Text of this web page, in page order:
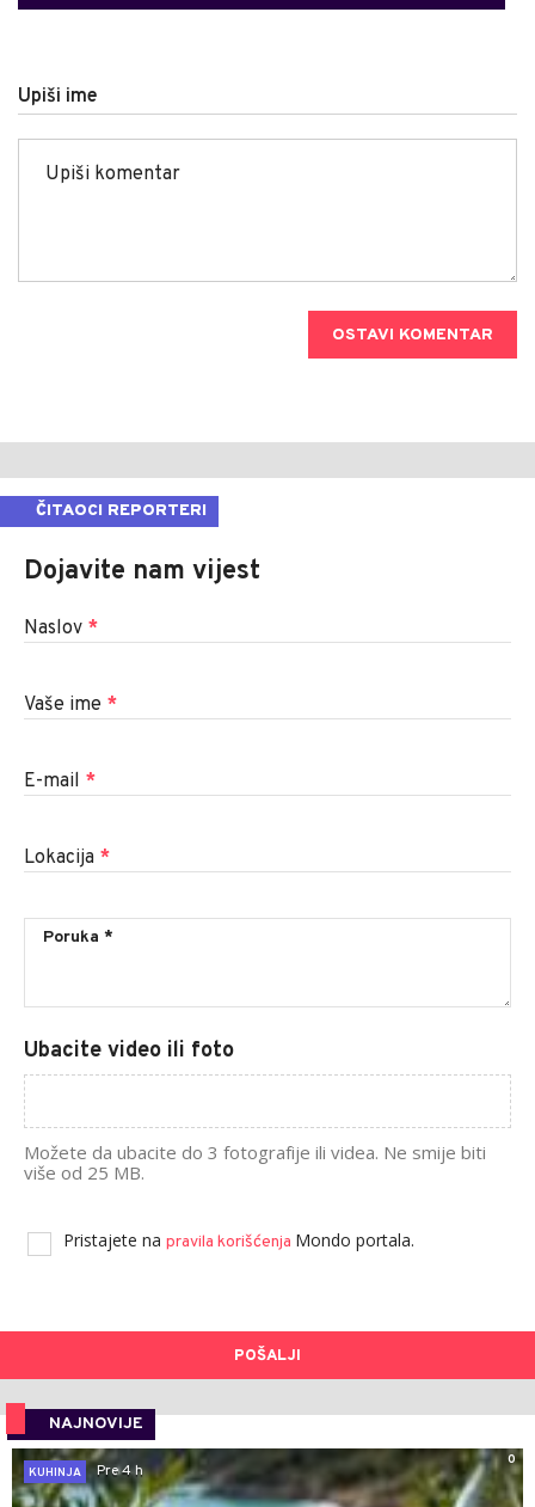
Upiši ime
OSTAVI KOMENTAR
ČITAOCI REPORTERI
Dojavite nam vijest
Naslov *
Vaše ime *
E-mail *
Lokacija *
Ubacite video ili foto
Možete da ubacite do 3 fotografije ili videa. Ne smije biti
više od 25 MB.
Pristajete na pravila korišćenja Mondo portala.
POŠALJI
NAJNOVIJE
0
KUHINJA
Pre 4 h